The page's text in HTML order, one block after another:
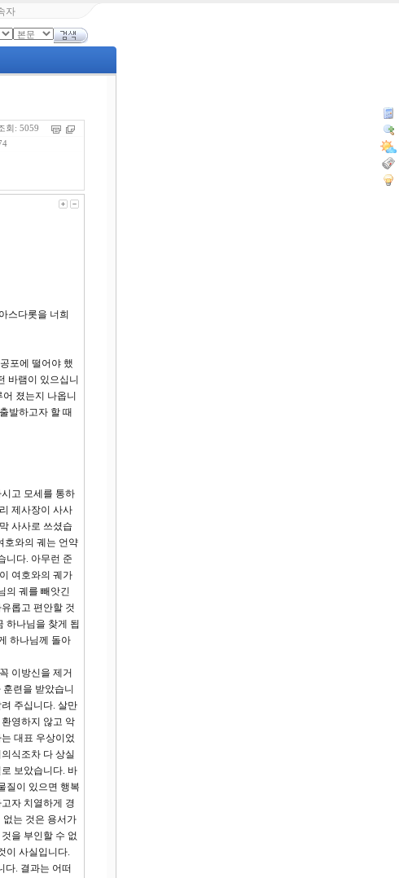
자
회: 5059
스다롯을 너희
포에 떨어야 했
바램이 있으십니
졌는지 나옵니
발하고자 할 때
고 모세를 통하
제사장이 사사
사사로 쓰셨습
호와의 궤는 언약
니다. 아무런 준
여호와의 궤가
의 궤를 빼앗긴
롭고 편안할 것
하나님을 찾게 됩
하나님께 돌아
이방신을 제거
련을 받았습니
주십니다. 살만
영하지 않고 악
대표 우상이었
식조차 다 상실
보았습니다. 바
질이 있으면 행복
자 치열하게 경
없는 것은 용서가
을 부인할 수 없
이 사실입니다.
다. 결과는 어떠